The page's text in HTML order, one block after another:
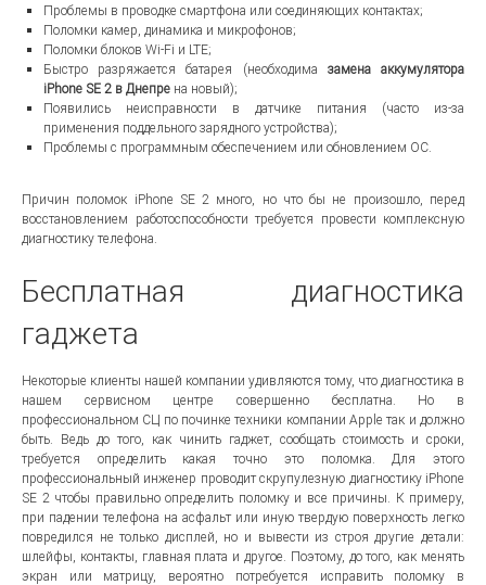
Проблемы в проводке смартфона или соединяющих контактах;
Поломки камер, динамика и микрофонов;
Поломки блоков Wi-Fi и LTE;
Быстро разряжается батарея (необходима замена аккумулятора
iPhone SE 2 в Днепре на новый);
Появились неисправности в датчике питания (часто из-за
применения поддельного зарядного устройства);
Проблемы с программным обеспечением или обновлением ОС.
Причин поломок iPhone SE 2 много, но что бы не произошло, перед
восстановлением работоспособности требуется провести комплексную
диагностику телефона.
Бесплатная диагностика
гаджета
Некоторые клиенты нашей компании удивляются тому, что диагностика в
нашем сервисном центре совершенно бесплатна. Но в
профессиональном СЦ по починке техники компании Apple так и должно
быть. Ведь до того, как чинить гаджет, сообщать стоимость и сроки,
требуется определить какая точно это поломка. Для этого
профессиональный инженер проводит скрупулезную диагностику iPhone
SE 2 чтобы правильно определить поломку и все причины. К примеру,
при падении телефона на асфальт или иную твердую поверхность легко
повредился не только дисплей, но и вывести из строя другие детали:
шлейфы, контакты, главная плата и другое. Поэтому, до того, как менять
экран или матрицу, вероятно потребуется исправить поломку в